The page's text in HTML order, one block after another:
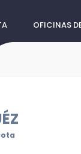
OFICINAS